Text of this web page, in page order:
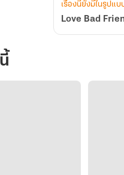
เรื่องนี้ยังมีในรูปแ
Love Bad